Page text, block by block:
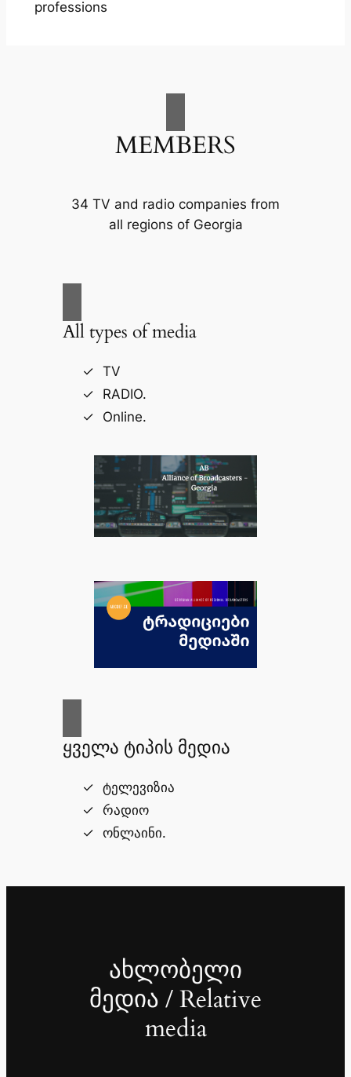
professions
MEMBERS
34 TV and radio companies from
all regions of Georgia
All types of media
TV
RADIO.
Online.
ყველა ტიპის მედია
ტელევიზია
რადიო
ონლაინი.
ახლობელი
მედია / Relative
media